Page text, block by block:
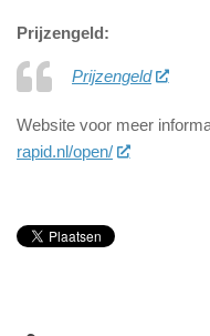
Prijzengeld:
Prijzengeld
Website voor meer
rapid.nl/open/